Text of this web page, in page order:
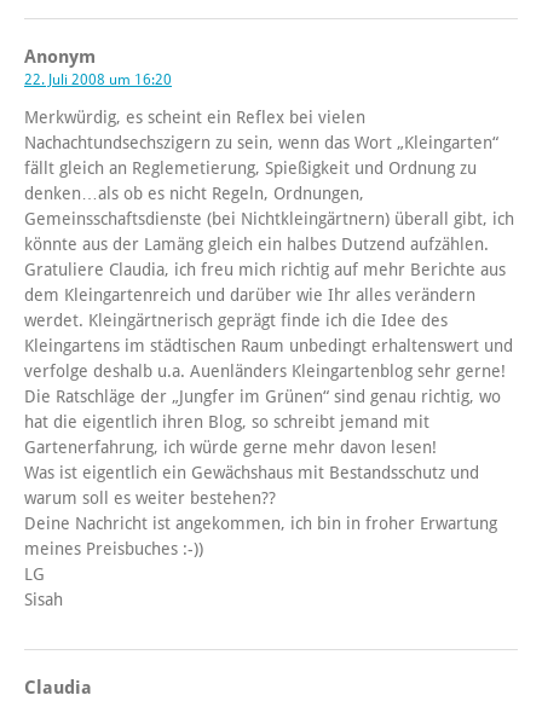
Anonym
22. Juli 2008 um 16:20
Merkwürdig, es scheint ein Reflex bei vielen
Nachachtundsechszigern zu sein, wenn das Wort „Kleingarten“
fällt gleich an Reglemetierung, Spießigkeit und Ordnung zu
denken…als ob es nicht Regeln, Ordnungen,
Gemeinsschaftsdienste (bei Nichtkleingärtnern) überall gibt, ich
könnte aus der Lamäng gleich ein halbes Dutzend aufzählen.
Gratuliere Claudia, ich freu mich richtig auf mehr Berichte aus
dem Kleingartenreich und darüber wie Ihr alles verändern
werdet. Kleingärtnerisch geprägt finde ich die Idee des
Kleingartens im städtischen Raum unbedingt erhaltenswert und
verfolge deshalb u.a. Auenländers Kleingartenblog sehr gerne!
Die Ratschläge der „Jungfer im Grünen“ sind genau richtig, wo
hat die eigentlich ihren Blog, so schreibt jemand mit
Gartenerfahrung, ich würde gerne mehr davon lesen!
Was ist eigentlich ein Gewächshaus mit Bestandsschutz und
warum soll es weiter bestehen??
Deine Nachricht ist angekommen, ich bin in froher Erwartung
meines Preisbuches :-))
LG
Sisah
Claudia